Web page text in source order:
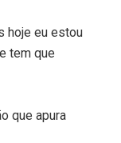
hoje eu estou
tem que
que apura